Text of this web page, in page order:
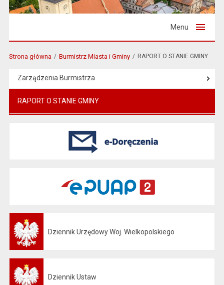
Menu
Strona główna Burmistrz Miasta i Gminy RAPORT O STANIE GMINY
Zarządzenia Burmistrza
RAPORT O STANIE GMINY
Dziennik Urzędowy Woj. Wielkopolskiego
Dziennik Ustaw